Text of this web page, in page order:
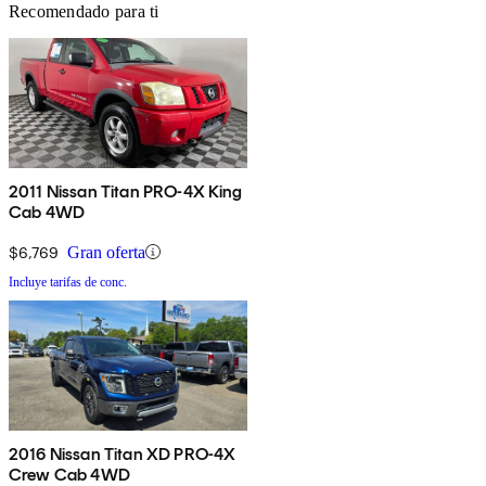
Recomendado para ti
2011 Nissan Titan PRO-4X King
Cab 4WD
$6,769 Gran oferta
Incluye tarifas de conc.
2016 Nissan Titan XD PRO-4X
Crew Cab 4WD